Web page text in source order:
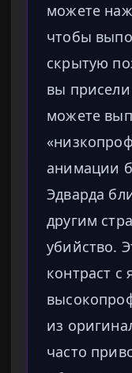
можете
чтобы
скрытую
вы
можете
анимации
Эдварда
другим
убийство.
контраст с
из
часто